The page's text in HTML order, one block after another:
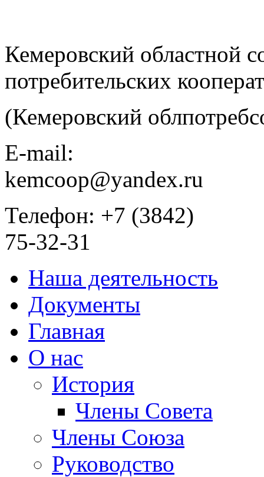
Кемеровский областной
потребительских
(Кемеровский
E-mail:
kemcoop@yandex.ru
Телефон: +7 (3842)
75-32-31
Наша деятельность
Документы
Главная
О нас
История
Члены Совета
Члены Союза
Руководство